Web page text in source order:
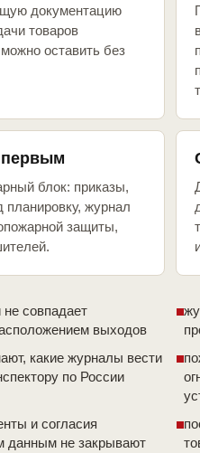
документацию
товаров
оставить без
первым
блок: приказы,
планировку, журнал
защиты,
совпадает
выходов
какие журналы вести
по России
и согласия
данным не закрывают